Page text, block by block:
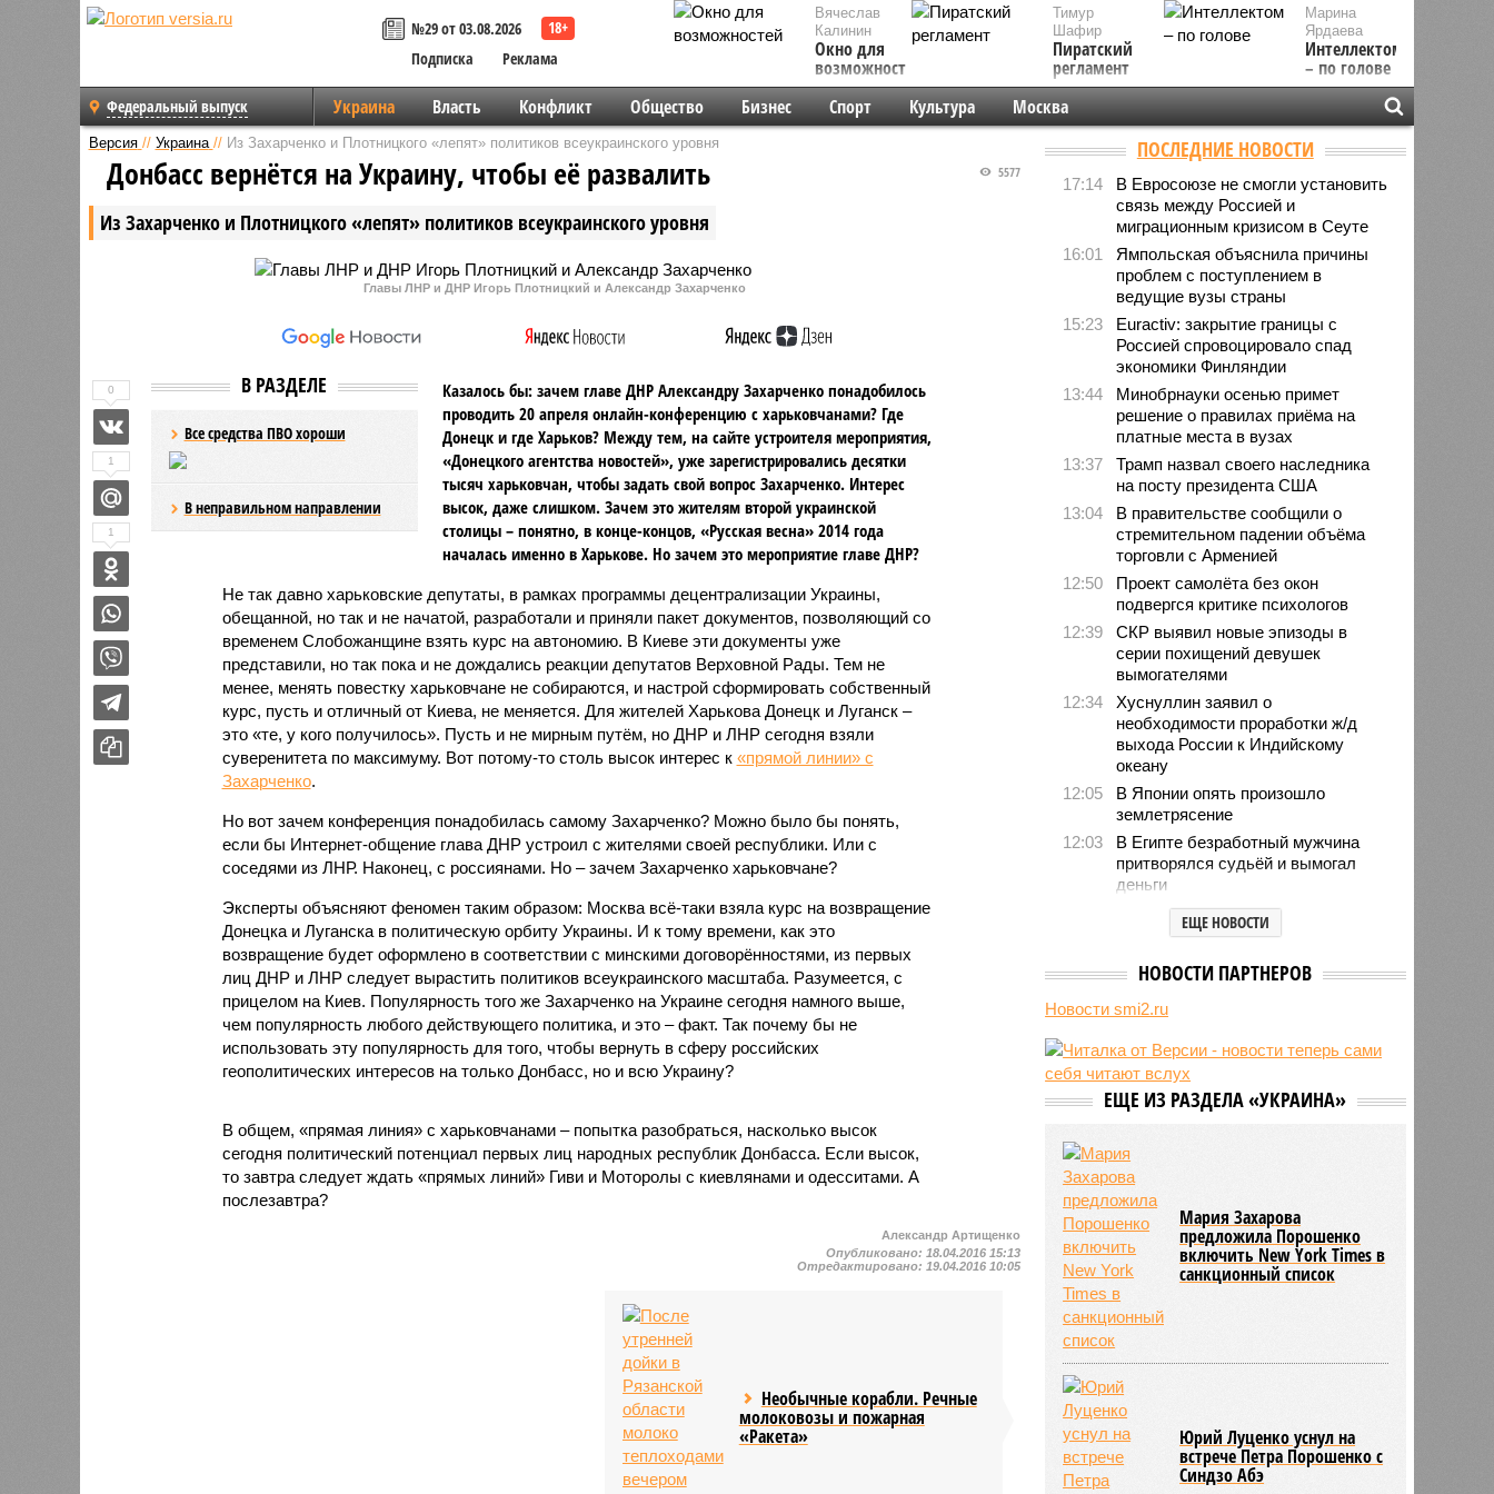
№29 от 03.08.2026
Подписка
Реклама
Вячеслав
Калинин
Окно для
возможностей
Марина
Ярдаева
Интеллектом
– по голове
Тимур
Шафир
Пиратский
регламент
Федеральный выпуск Украина Власть Конфликт Общество Бизнес Спорт Культура Москва
Версия // Украина // Из Захарченко и Плотницкого «лепят» политиков всеукраинского уровня
Из Захарченко и Плотницкого «лепят» политиков всеукраинского уровня
5577
Донбасс вернётся на Украину, чтобы её развалить
Главы ЛНР и ДНР Игорь Плотницкий и Александр Захарченко
В РАЗДЕЛЕ
Все средства ПВО хороши
В неправильном направлении
Казалось бы: зачем главе ДНР Александру Захарченко понадобилось
проводить 20 апреля онлайн-конференцию с харьковчанами? Где
Донецк и где Харьков? Между тем, на сайте устроителя мероприятия,
«Донецкого агентства новостей», уже зарегистрировались десятки
тысяч харьковчан, чтобы задать свой вопрос Захарченко. Интерес
высок, даже слишком. Зачем это жителям второй украинской
столицы – понятно, в конце-концов, «Русская весна» 2014 года
началась именно в Харькове. Но зачем это мероприятие главе ДНР?
Не так давно харьковские депутаты, в рамках программы децентрализации Украины,
обещанной, но так и не начатой, разработали и приняли пакет документов, позволяющий со
временем Слобожанщине взять курс на автономию. В Киеве эти документы уже
представили, но так пока и не дождались реакции депутатов Верховной Рады. Тем не
менее, менять повестку харьковчане не собираются, и настрой сформировать собственный
курс, пусть и отличный от Киева, не меняется. Для жителей Харькова Донецк и Луганск –
это «те, у кого получилось». Пусть и не мирным путём, но ДНР и ЛНР сегодня взяли
суверенитета по максимуму. Вот потому-то столь высок интерес к «прямой линии» с
Захарченко.
Но вот зачем конференция понадобилась самому Захарченко? Можно было бы понять,
если бы Интернет-общение глава ДНР устроил с жителями своей республики. Или с
соседями из ЛНР. Наконец, с россиянами. Но – зачем Захарченко харьковчане?
Эксперты объясняют феномен таким образом: Москва всё-таки взяла курс на возвращение
Донецка и Луганска в политическую орбиту Украины. И к тому времени, как это
возвращение будет оформлено в соответствии с минскими договорённостями, из первых
лиц ДНР и ЛНР следует вырастить политиков всеукраинского масштаба. Разумеется, с
прицелом на Киев. Популярность того же Захарченко на Украине сегодня намного выше,
чем популярность любого действующего политика, и это – факт. Так почему бы не
использовать эту популярность для того, чтобы вернуть в сферу российских
геополитических интересов на только Донбасс, но и всю Украину?
В общем, «прямая линия» с харьковчанами – попытка разобраться, насколько высок
сегодня политический потенциал первых лиц народных республик Донбасса. Если высок,
то завтра следует ждать «прямых линий» Гиви и Моторолы с киевлянами и одесситами. А
послезавтра?
0
1
1
Александр Артищенко
Опубликовано: 18.04.2016 15:13
Отредактировано: 19.04.2016 10:05
Необычные корабли. Речные
молоковозы и пожарная
«Ракета»
ПОСЛЕДНИЕ НОВОСТИ
17:14
В Евросоюзе не смогли установить
связь между Россией и
миграционным кризисом в Сеуте
16:01
Ямпольская объяснила причины
проблем с поступлением в
ведущие вузы страны
15:23
Euractiv: закрытие границы с
Россией спровоцировало спад
экономики Финляндии
13:44
Минобрнауки осенью примет
решение о правилах приёма на
платные места в вузах
13:37
Трамп назвал своего наследника
на посту президента США
13:04
В правительстве сообщили о
стремительном падении объёма
торговли с Арменией
12:50
Проект самолёта без окон
подвергся критике психологов
12:39
СКР выявил новые эпизоды в
серии похищений девушек
вымогателями
12:34
Хуснуллин заявил о
необходимости проработки ж/д
выхода России к Индийскому
океану
12:05
В Японии опять произошло
землетрясение
12:03
В Египте безработный мужчина
притворялся судьёй и вымогал
деньги
Учёные назвали неожиданный
способ снизить риск развития
11:39
В европейских аэропортах
отключили систему биометрии на
11:14
Люксембург обвинил Евросоюз во
взятии «в заложники» Шенгена
11:04
Генконсульство Испании
ЕЩЕ НОВОСТИ
НОВОСТИ ПАРТНЕРОВ
Новости smi2.ru
ЕЩЕ ИЗ РАЗДЕЛА «УКРАИНА»
Мария Захарова
предложила Порошенко
включить New York Times в
санкционный список
Юрий Луценко уснул на
встрече Петра Порошенко с
Синдзо Абэ